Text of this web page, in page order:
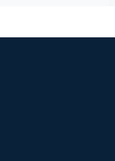
con el
su
que conforman
llegar la mejor
servicios de acuerdo
reconocidos los